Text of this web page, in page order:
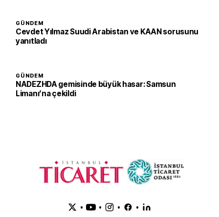
GÜNDEM
Cevdet Yılmaz Suudi Arabistan ve KAAN sorusunu
yanıtladı
GÜNDEM
NADEZHDA gemisinde büyük hasar: Samsun
Limanı’na çekildi
• • • •